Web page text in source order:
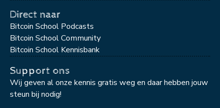
Direct naar
Bitcoin School Podcasts
Bitcoin School Community
Bitcoin School Kennisbank
Support ons
Wij geven al onze kennis gratis weg en daar hebben jouw
steun bij nodig!